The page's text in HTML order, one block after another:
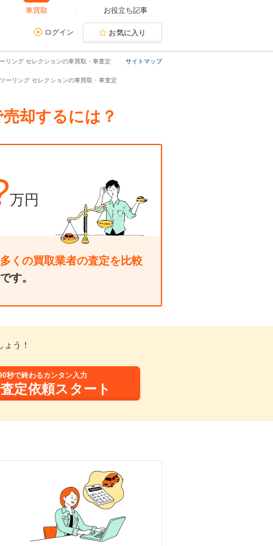
車買取 お役立ち記事
ログイン お気に入り
サイトマップ
リング セレクションの車買取・車査定
ーリング セレクションの車買取・車査定
却するには？
万円
くの買取業者の査定を比較
です。
う！
秒で終わるカンタン入力
定依頼スタート